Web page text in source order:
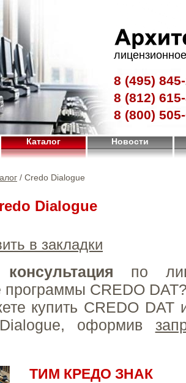
8 (495)
8 (812)
8 (800)
Каталог Новости
/ Credo Dialogue
Dialogue
в закладки
консультация по
программы CREDO
купить CREDO DAT
оформив
ТИМ КРЕДО ЗНАК